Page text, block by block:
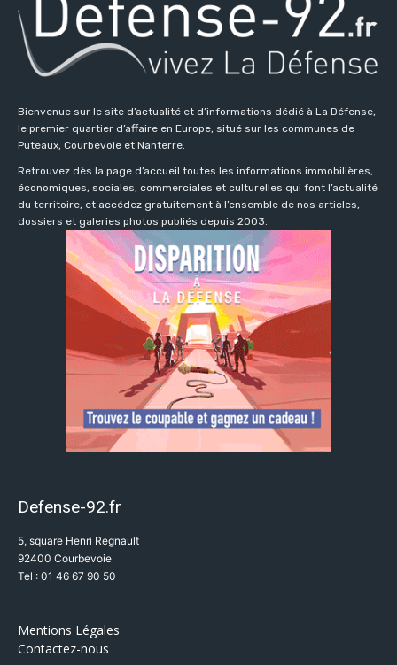
Bienvenue sur le site d’actualité et d’informations dédié à La Défense,
le premier quartier d’affaire en Europe, situé sur les communes de
Puteaux, Courbevoie et Nanterre.
Retrouvez dès la page d’accueil toutes les informations immobilières,
économiques, sociales, commerciales et culturelles qui font l’actualité
du territoire, et accédez gratuitement à l’ensemble de nos articles,
dossiers et galeries photos publiés depuis 2003.
Defense-92.fr
5, square Henri Regnault
92400 Courbevoie
Tel : 01 46 67 90 50
Mentions Légales
Contactez-nous